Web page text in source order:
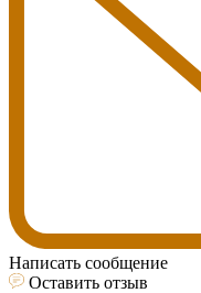
Написать сообщение
Оставить отзыв